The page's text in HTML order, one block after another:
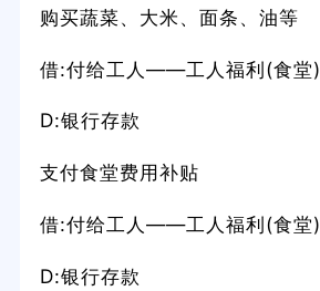
购买蔬菜、大米、面条、油等
借:付给工人——工人福利(食堂)
D:银行存款
支付食堂费用补贴
借:付给工人——工人福利(食堂)
D:银行存款